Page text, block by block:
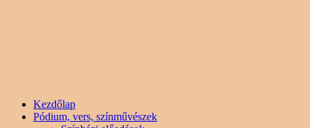
Kezdőlap
Pódium, vers, színművészek